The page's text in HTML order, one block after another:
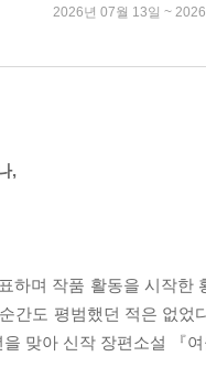
2026년 07월 13일 ~
,
하며 작품 활동을 시작
간도 평범했던 적은 없
맞아 신작 장편소설 『